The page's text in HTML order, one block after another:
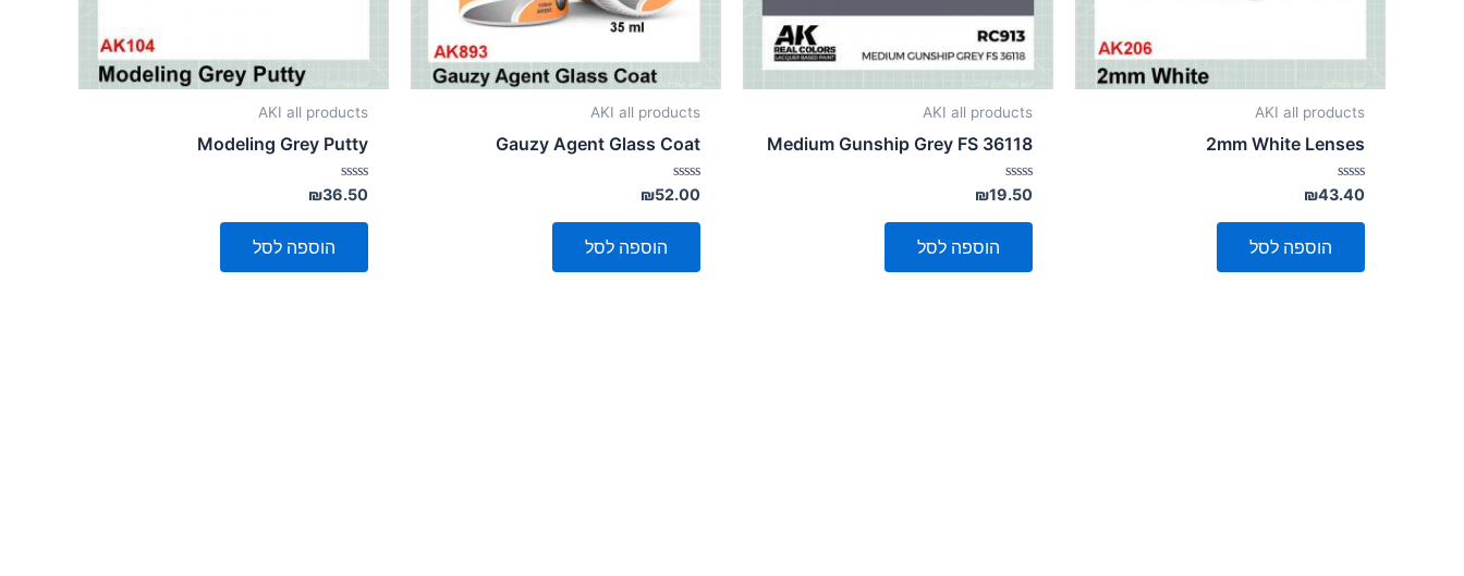
AKI all products
2mm White Lenses
דורג
0
מתוך
₪43.40
הוספה לסל
AKI all products
Medium Gunship Grey FS 36118
דורג
0
מתוך
₪19.50
הוספה לסל
AKI all products
Gauzy Agent Glass Coat
דורג
0
מתוך
₪52.00
הוספה לסל
AKI all products
Modeling Grey Putty
דורג
0
מתוך
₪36.50
הוספה לסל